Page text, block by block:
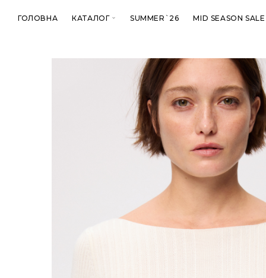
ГОЛОВНА КАТАЛОГ SUMMER`26 MID SEASON SALE